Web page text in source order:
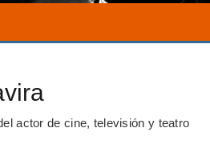
actor de cine, televisión y teatro